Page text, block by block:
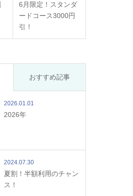
6月限定！スタンダ
ードコース3000円
引！
おすすめ記事
2026.01.01
2026年
2024.07.30
夏割！半額利用のチャン
ス！